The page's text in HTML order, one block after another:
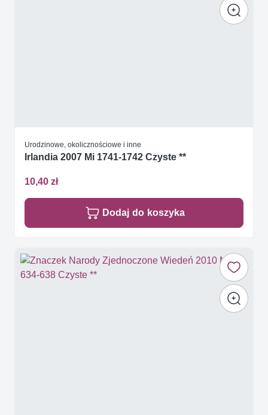
Urodzinowe, okolicznościowe i inne
Irlandia 2007 Mi 1741-1742 Czyste **
10,40 zł
Dodaj do koszyka